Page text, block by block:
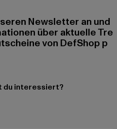
Newsletter an und
über aktuelle Tre
von DefShop p
du interessiert?